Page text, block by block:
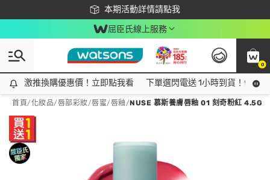
本期活動詳情請點我
下載app最高回饋$350
屈臣氏線上服務
0
激推換購優惠價！立即點我看
激推換購優惠價！立即點我看 下單選閃電送 1小時到貨！領神
首頁/化妝品/唇部彩妝/唇蜜/唇釉/NUSE 慕斯養膚唇釉 01 刻奇粉紅 4.5G